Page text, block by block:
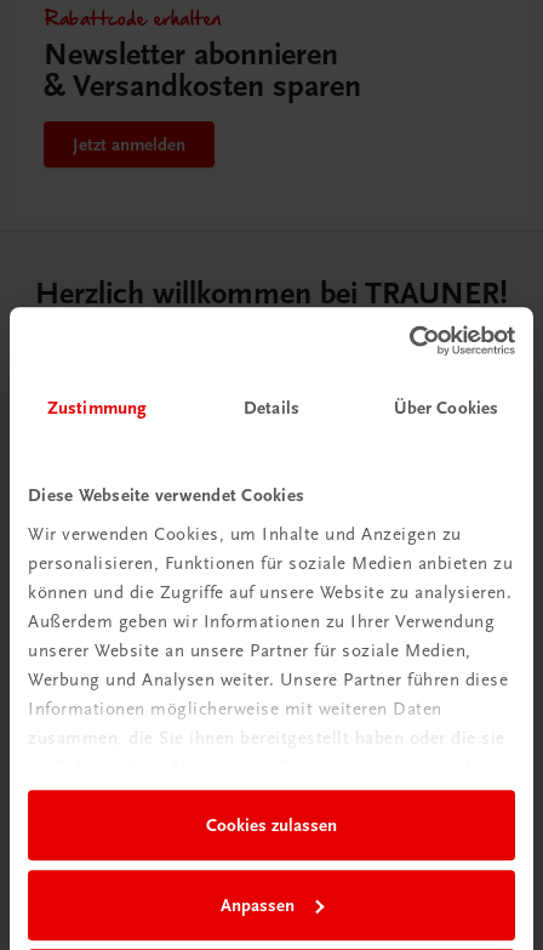
Zustimmung Details Über Cookies
Diese Webseite verwendet Cookies
Wir verwenden Cookies, um Inhalte und Anzeigen zu
personalisieren, Funktionen für soziale Medien anbieten zu
können und die Zugriffe auf unsere Website zu analysieren.
Außerdem geben wir Informationen zu Ihrer Verwendung
unserer Website an unsere Partner für soziale Medien,
Werbung und Analysen weiter. Unsere Partner führen diese
Informationen möglicherweise mit weiteren Daten
zusammen, die Sie ihnen bereitgestellt haben oder die sie
Cookies zulassen
Anpassen
Rabattcode erhalten
Newsletter abonnieren
& Versandkosten sparen
Jetzt anmelden
Herzlich willkommen bei TRAUNER!
Wir sind ein österreichisches Familienunternehmen mit
Begeisterung für unsere Produkte.
mehr erfahren
TRAUNER Verlag + Buchservice GmbH
Köglstraße 14 | 4020 Linz
Tel.:+43 732 778241
buchservice@trauner.at
WhatsApp:+43 664 88 58 69 41